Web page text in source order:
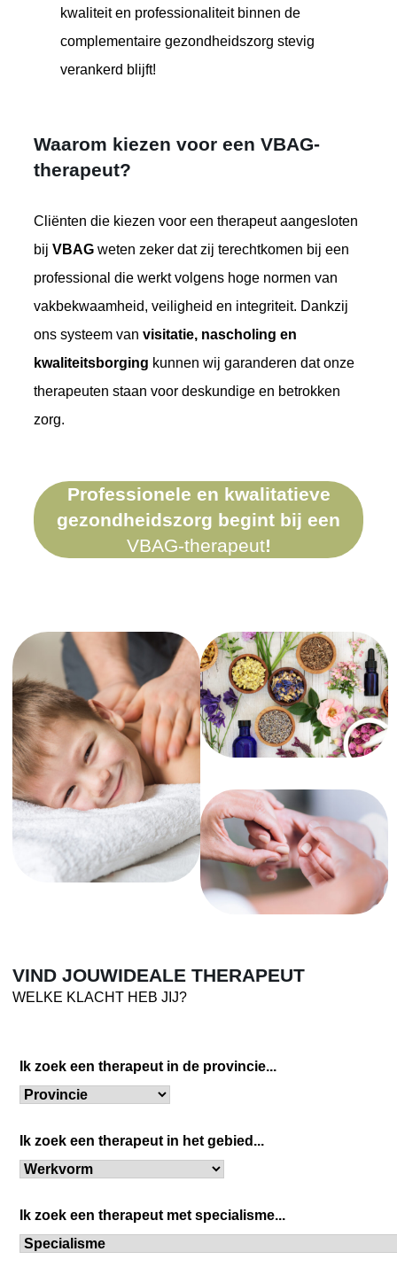
kwaliteit en professionaliteit binnen de
complementaire gezondheidszorg stevig
verankerd blijft!
Waarom kiezen voor een VBAG-
therapeut?
Cliënten die kiezen voor een therapeut aangesloten
bijVBAG weten zeker dat zij terechtkomen bij een
professional die werkt volgens hoge normen van
vakbekwaamheid, veiligheid en integriteit. Dankzij
ons systeem vanvisitatie, nascholing en
kwaliteitsborging kunnen wij garanderen dat onze
therapeuten staan voor deskundige en betrokken
zorg.
Professionele en kwalitatieve
gezondheidszorg begint bij een
VBAG-therapeut!
VIND JOUWIDEALE THERAPEUT
WELKE KLACHT HEB JIJ?